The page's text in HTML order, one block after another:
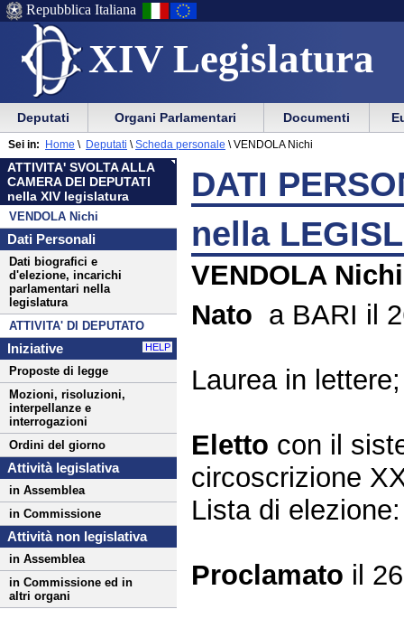
XIV Legislatura
Menu
di
ausilio
alla
navigazione
Vai
Menu
di
navigazione
principale
Repubblica Italiana
Menu
di
navigazione
principale
Vai
menu
di
sezione
Deputati Organi Parlamentari Documenti
ATTIVITA' SVOLTA ALLA
CAMERA DEI DEPUTATI
nella XIV legislatura
VENDOLA Nichi
Dati Personali
Dati biografici e
d'elezione, incarichi
parlamentari nella
legislatura
ATTIVITA' DI DEPUTATO
Iniziative HELP
Proposte di legge
Mozioni, risoluzioni,
interpellanze e
interrogazioni
Ordini del giorno
Attività legislativa
in Assemblea
in Commissione
Attività non legislativa
in Assemblea
in Commissione ed in
altri organi
Sei in: Home \ Deputati \ Scheda personale \ VENDOLA Nichi
DATI
nella
VENDOLA Nichi
Nato a BARI il
Laurea in
Eletto con il
circoscrizione
Lista di
Proclamato il